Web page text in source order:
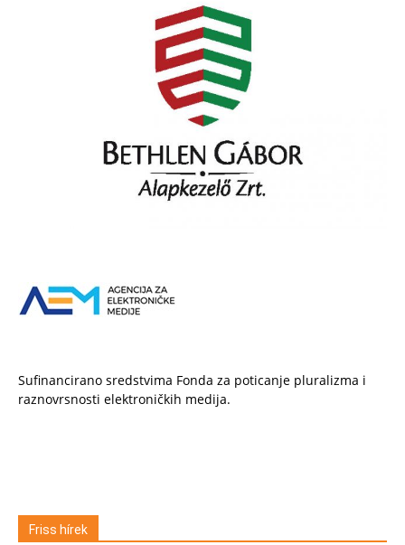
Sufinancirano sredstvima Fonda za poticanje pluralizma i
raznovrsnosti elektroničkih medija.
Friss hírek